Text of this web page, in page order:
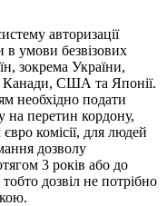
авторизації
умови безвізових
зокрема України,
Канади, США та Японії.
необхідно подати
на перетин кордону,
комісії, для людей
дозволу
3 років або до
дозвіл не потрібно